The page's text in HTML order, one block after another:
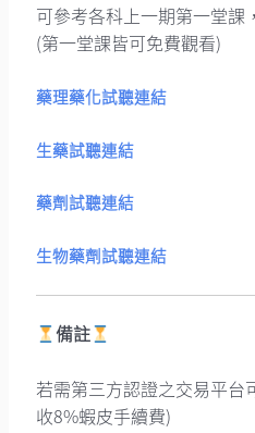
可參考各科上一期第一堂課
(第一堂課皆可免費觀看)
藥理藥化試聽連結
生藥試聽連結
藥劑試聽連結
生物藥劑試聽連結
備註
若需第三方認證之交易平台
收8%蝦皮手續費)